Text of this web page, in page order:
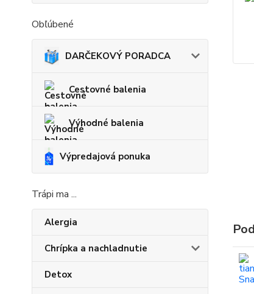
Obľúbené
DARČEKOVÝ PORADCA
Cestovné balenia
Výhodné balenia
Výpredajová ponuka
Trápi ma ...
Alergia
Chrípka a nachladnutie
Detox